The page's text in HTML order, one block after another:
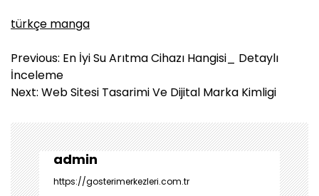
türkçe manga
Y
a
z
g
e
z
i
Previous: En İyi Su Arıtma Cihazı Hangisi_ Detaylı
İnceleme
Next: Web Sitesi Tasarimi Ve Dijital Marka Kimligi
admin
https://gosterimerkezleri.com.tr